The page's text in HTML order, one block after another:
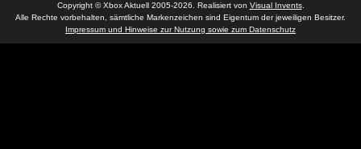
Copyright © Xbox Aktuell 2005-2026. Realisiert von Visual Invents.
Alle Rechte vorbehalten, sämtliche Markenzeichen sind Eigentum der jeweiligen Besitzer.
Impressum und Hinweise zur Nutzung sowie zum Datenschutz